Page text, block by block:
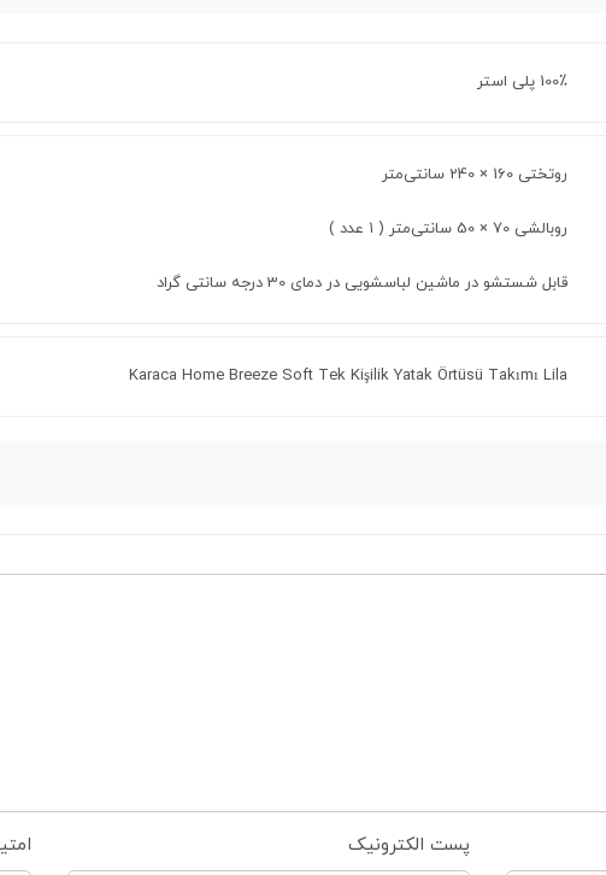
100٪ پلی استر
روتختی 160 × 240 سانتی‌متر
روبالشی 70 × 50 سانتی‌متر ( ۱ عدد )
قابل شستشو در ماشین لباسشویی در دمای 30 درجه سانتی گراد
Karaca Home Breeze Soft Tek Kişilik Yatak Örtüsü Takımı Lila
پست الکترونیک